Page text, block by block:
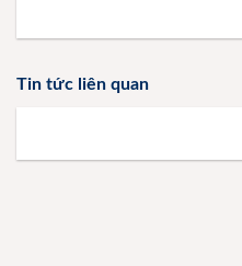
Tin tức liên quan